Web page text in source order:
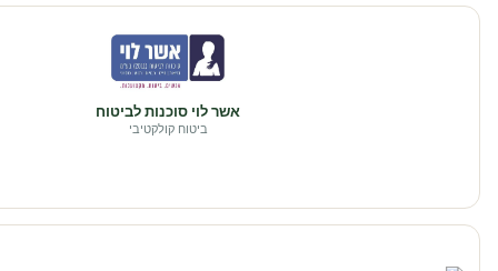
אשר לוי סוכנות לביטוח
ביטוח קולקטיבי